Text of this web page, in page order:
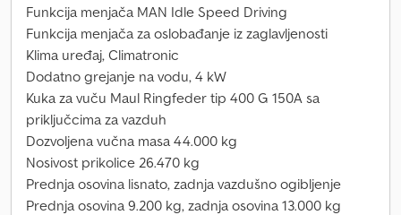
Funkcija menjača MAN Idle Speed Driving
Funkcija menjača za oslobađanje iz zaglavljenosti
Klima uređaj, Climatronic
Dodatno grejanje na vodu, 4 kW
Kuka za vuču Maul Ringfeder tip 400 G 150A sa
priključcima za vazduh
Dozvoljena vučna masa 44.000 kg
Nosivost prikolice 26.470 kg
Prednja osovina lisnato, zadnja vazdušno ogibljenje
Prednja osovina 9.200 kg, zadnja osovina 13.000 kg